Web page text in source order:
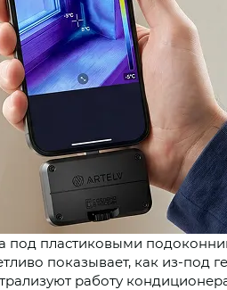
под пластиковыми
показывает, как из-под
работу